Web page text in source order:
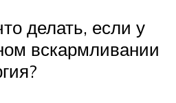
делать, если у
вскармливании